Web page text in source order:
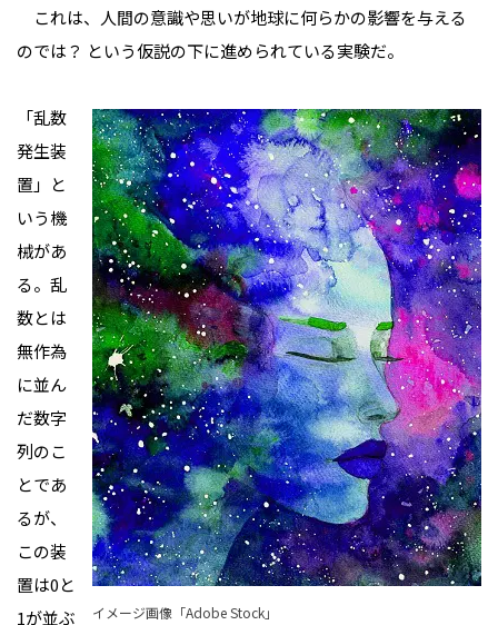
これは、人間の意識や思いが地球に何らかの影響を与える
のでは？ という仮説の下に進められている実験だ。
イメージ画像「Adobe Stock」
「乱数
発生装
置」と
いう機
械があ
る。乱
数とは
無作為
に並ん
だ数字
列のこ
とであ
るが、
この装
置は0と
1が並ぶ